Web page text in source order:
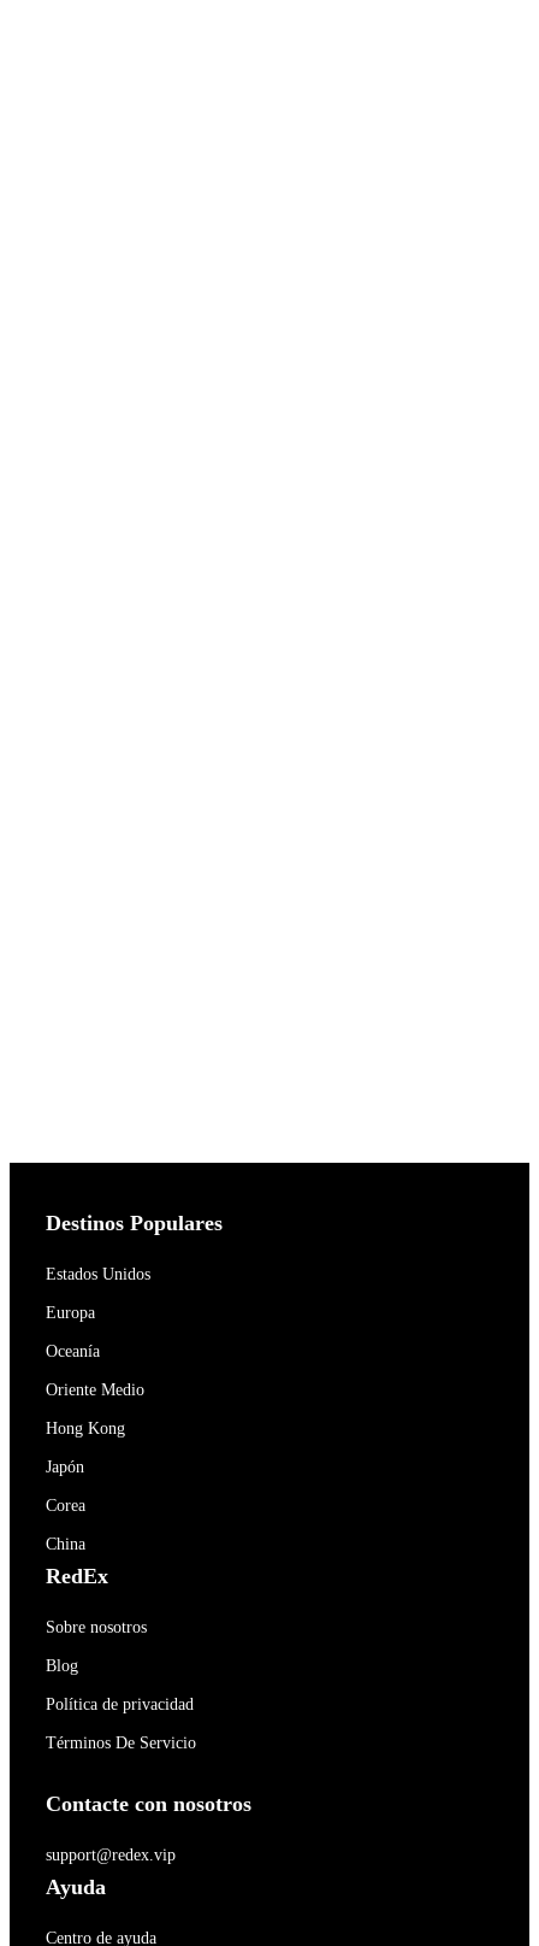
Destinos Populares
Estados Unidos
Europa
Oceanía
Oriente Medio
Hong Kong
Japón
Corea
China
RedEx
Sobre nosotros
Blog
Política de privacidad
Términos De Servicio
Contacte con nosotros
support@redex.vip
Ayuda
Centro de ayuda